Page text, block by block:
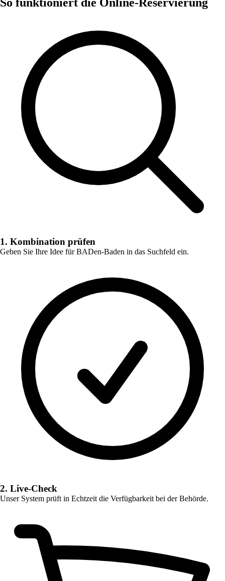
So funktioniert die Online-Reservierung
1. Kombination prüfen
Geben Sie Ihre Idee fürBADen-Baden in das Suchfeld ein.
2. Live-Check
Unser System prüft in Echtzeit die Verfügbarkeit bei der Behörde.